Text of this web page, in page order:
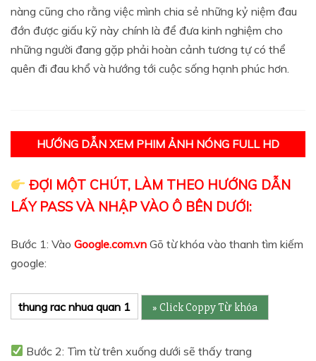
nàng cũng cho rằng việc mình chia sẻ những kỷ niệm đau
đớn được giấu kỹ này chính là để đưa kinh nghiệm cho
những người đang gặp phải hoàn cảnh tương tự có thể
quên đi đau khổ và hướng tới cuộc sống hạnh phúc hơn.
HƯỚNG DẪN XEM PHIM ẢNH NÓNG FULL HD
ĐỢI MỘT CHÚT, LÀM THEO HƯỚNG DẪN
LẤY PASS VÀ NHẬP VÀO Ô BÊN DƯỚI:
Bước 1: Vào Google.com.vn Gõ từ khóa vào thanh tìm kiếm
google:
thung rac nhua quan 1
Bước 2: Tìm từ trên xuống dưới sẽ thấy trang